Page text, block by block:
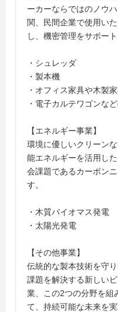
ーカーならではのノウ
関、民間企業で使用い
し、機密管理をサポート
・シュレッダ
・製本機
・オフィス家具や木製
・電子カルテワゴンな
【エネルギー事業】
環境に優しいクリーン
能エネルギーを活用し
会課題であるカーボン
す。
・木質バイオマス発電
・太陽光発電
【その他事業】
伝統的な製本技術を守
課題を解決する新しい
業、この2つの分野を組
て、持続可能な未来を実